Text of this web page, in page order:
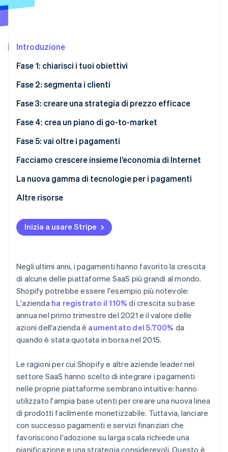
Scopri cosa ti aspetta
Atlas
Climate
Rimozione del carbonio
Verifica online dell'identità
Stripe Sessions 2026
Scopri come Stripe sta costruendo l'infrastruttura
Guarda ora
Introduzione
Fase 1: chiarisci i tuoi obiettivi
Case study: in che modo Shopify ha messo la
Fase 2: segmenta i clienti
Case study: ecco come Salesforce e DocuSign
utenti
Fase 3: creare una strategia di prezzo efficace
Fase 4: crea un piano di go-to-market
Fase 5: vai oltre i pagamenti
Facciamo crescere insieme l’economia di Internet
La nuova gamma di tecnologie per i pagamenti
Altre risorse
Inizia a usare Stripe
Negli ultimi anni, i pagamenti hanno favorito la crescita
di alcune delle piattaforme SaaS più grandi al mondo.
Shopify potrebbe essere l'esempio più notevole:
L'azienda ha registrato il 110% di crescita su base
annua nel primo trimestre del 2021 e il valore delle
azioni dell'azienda è aumentato del 5.700% da
quando è stata quotata in borsa nel 2015.
Le ragioni per cui Shopify e altre aziende leader nel
settore SaaS hanno scelto di integrare i pagamenti
nelle proprie piattaforme sembrano intuitive: hanno
utilizzato l'ampia base utenti per creare una nuova linea
di prodotti facilmente monetizzabile. Tuttavia, lanciare
con successo pagamenti e servizi finanziari che
favoriscono l'adozione su larga scala richiede una
pianificazione e una strategia considerevoli. Questo è